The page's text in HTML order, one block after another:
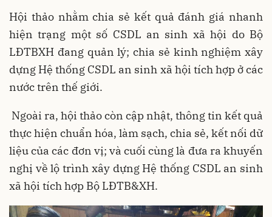
Hội thảo nhằm chia sẻ kết quả đánh giá nhanh
hiện trạng một số CSDL an sinh xã hội do Bộ
LĐTBXH đang quản lý; chia sẻ kinh nghiệm xây
dựng Hệ thống CSDL an sinh xã hội tích hợp ở các
nước trên thế giới.
Ngoài ra, hội thảo còn cập nhật, thông tin kết quả
thực hiện chuẩn hóa, làm sạch, chia sẻ, kết nối dữ
liệu của các đơn vị; và cuối cùng là đưa ra khuyến
nghị về lộ trình xây dựng Hệ thống CSDL an sinh
xã hội tích hợp Bộ LĐTB&XH.